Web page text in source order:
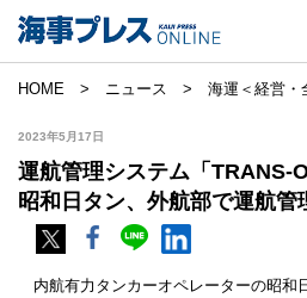
HOME ニュース 海運＜経営・
2023年5月17日
運航管理システム「TRANS-
昭和日タン、外航部で運航管
内航有力タンカーオペレーターの昭和